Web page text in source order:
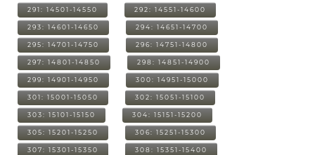
291: 14501-14550 292: 14551-14600
293: 14601-14650 294: 14651-14700
295: 14701-14750 296: 14751-14800
297: 14801-14850 298: 14851-14900
299: 14901-14950 300: 14951-15000
301: 15001-15050 302: 15051-15100
303: 15101-15150 304: 15151-15200
305: 15201-15250 306: 15251-15300
307: 15301-15350 308: 15351-15400